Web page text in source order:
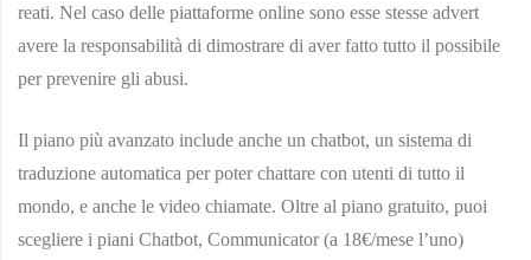
reati. Nel caso delle piattaforme online sono esse stesse advert
avere la responsabilità di dimostrare di aver fatto tutto il possibile
per prevenire gli abusi.
Il piano più avanzato include anche un chatbot, un sistema di
traduzione automatica per poter chattare con utenti di tutto il
mondo, e anche le video chiamate. Oltre al piano gratuito, puoi
scegliere i piani Chatbot, Communicator (a 18€/mese l’uno)